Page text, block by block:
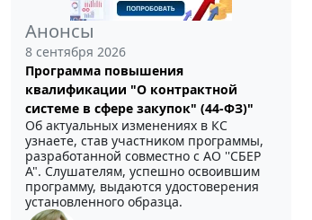
Анонсы
8 сентября 2026
Программа повышения
квалификации "О контрактной
системе в сфере закупок" (44-ФЗ)"
Об актуальных изменениях в КС
узнаете, став участником программы,
разработанной совместно с АО ''СБЕР
А". Слушателям, успешно освоившим
программу, выдаются удостоверения
установленного образца.